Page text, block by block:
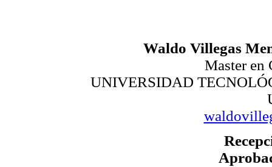
Waldo Villegas
Master en
UNIVERSIDAD